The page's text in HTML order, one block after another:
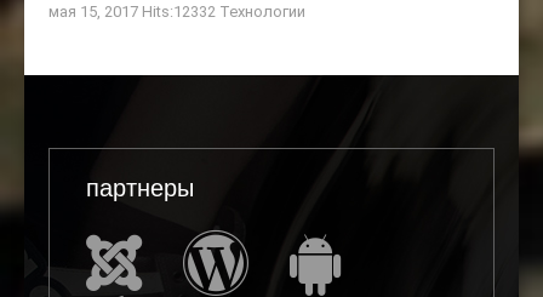
мая 15, 2017 Hits:12332 Технологии
партнеры